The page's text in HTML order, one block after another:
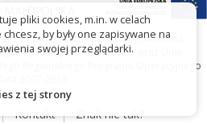
Urząd Marszałkowski Województwa
Małopolska Gościnna oraz Unię
Regionalnego Programu Operacyjnego
Kontakt Znak nie tak?
pliki cookies, m.in. w celach
by były one zapisywane na
swojej przeglądarki.
z tej strony